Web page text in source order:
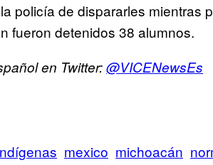
policía de dispararles mientras
fueron detenidos 38 alumnos.
en Twitter:@VICENewsEs
mexico michoacán